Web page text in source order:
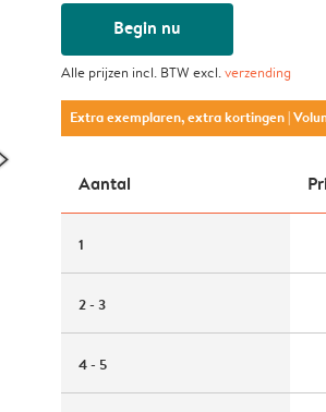
Begin nu
Alle prijzen incl. BTW excl.verzending
Extra exemplaren, extra kortingen|
Aantal
1
2 - 3
4 - 5